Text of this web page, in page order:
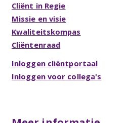
Cliënt in Regie
Missie en visie
Kwaliteitskompas
Cliëntenraad
Inloggen cliëntportaal
Inloggen voor collega's